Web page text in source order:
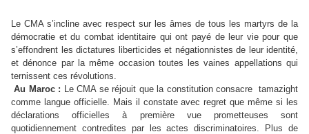
Le CMA s’incline avec respect sur les âmes de tous les martyrs de la
démocratie et du combat identitaire qui ont payé de leur vie pour que
s’effondrent les dictatures liberticides et négationnistes de leur identité,
et dénonce par la même occasion toutes les vaines appellations qui
ternissent ces révolutions.
Au Maroc : Le CMA se réjouit que la constitution consacre tamazight
comme langue officielle. Mais il constate avec regret que même si les
déclarations officielles à première vue prometteuses sont
quotidiennement contredites par les actes discriminatoires. Plus de